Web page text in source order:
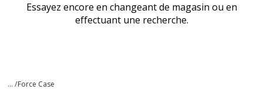
Essayez encore en changeant de magasin ou en
effectuant une recherche.
... /Force Case